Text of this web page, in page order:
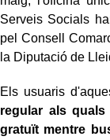
Serveis Socials
pel Consell
la Diputació de
Els usuaris
regular als
gratuït mentre